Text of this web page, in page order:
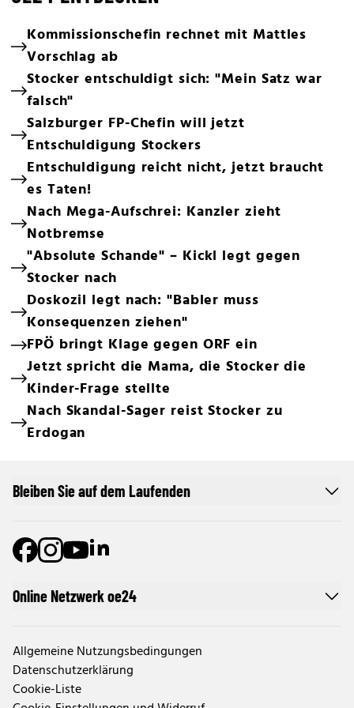
Kommissionschefin rechnet mit Mattles
Vorschlag ab
Stocker entschuldigt sich: "Mein Satz war
falsch"
Salzburger FP-Chefin will jetzt
Entschuldigung Stockers
Entschuldigung reicht nicht, jetzt braucht
es Taten!
Nach Mega-Aufschrei: Kanzler zieht
Notbremse
"Absolute Schande" – Kickl legt gegen
Stocker nach
Doskozil legt nach: "Babler muss
Konsequenzen ziehen"
FPÖ bringt Klage gegen ORF ein
Jetzt spricht die Mama, die Stocker die
Kinder-Frage stellte
Nach Skandal-Sager reist Stocker zu
Erdogan
Online Netzwerk oe24
Allgemeine Nutzungsbedingungen
Datenschutzerklärung
Cookie-Liste
Bleiben Sie auf dem Laufenden